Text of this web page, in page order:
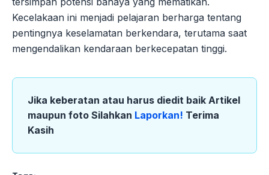
Kecelakaan ini menjadi pelajaran berharga tentang
pentingnya keselamatan berkendara, terutama saat
mengendalikan kendaraan berkecepatan tinggi.
Jika keberatan atau harus diedit baik Artikel
maupun foto Silahkan Laporkan! Terima
Kasih